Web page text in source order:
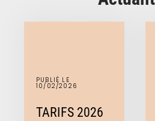
PUBLIÉ LE
10/02/2026
TARIFS 2026